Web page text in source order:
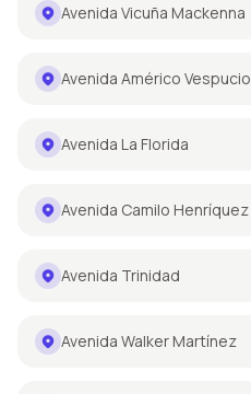
Avenida Vicuña Mackenna
Avenida Américo Vespucio
Avenida La Florida
Avenida Camilo Henríquez
Avenida Trinidad
Avenida Walker Martínez